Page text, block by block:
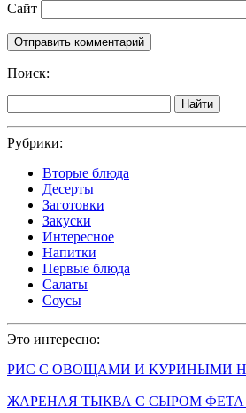
Сайт
Поиск:
Найти
Рубрики:
Вторые блюда
Десерты
Заготовки
Закуски
Интересное
Напитки
Первые блюда
Салаты
Соусы
Это интересно:
РИС С ОВОЩАМИ И КУРИНЫМИ
ЖАРЕНАЯ ТЫКВА С СЫРОМ